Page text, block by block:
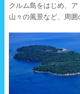
クルム島をはじめ、
山々の風景など、周囲